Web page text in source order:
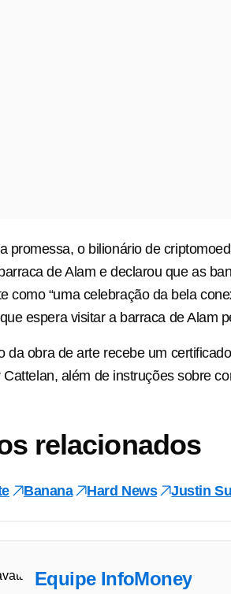
promessa, o bilionário de
de Alam e declarou que as
como “uma celebração da bela
espera visitar a barraca de Alam
da obra de arte recebe um
Cattelan, além de instruções sobre
relacionados
Banana Hard News Justin
Equipe InfoMoney